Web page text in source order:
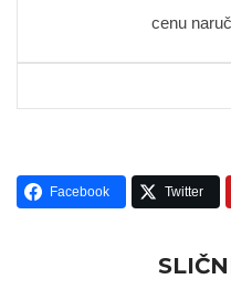
cenu
Facebook Twitter